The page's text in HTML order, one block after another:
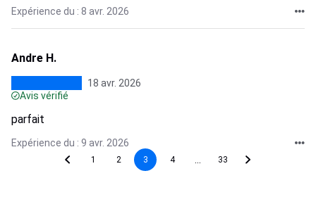
Expérience du : 8 avr. 2026
Andre H.
18 avr. 2026
Avis vérifié
parfait
Expérience du : 9 avr. 2026
1 2 3 4 33